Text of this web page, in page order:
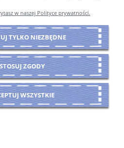
O NAS
WERSJĘ STRONY
Shoper Premium
w naszej Polityce prywatności.
TYLKO NIEZBĘDNE
ZGODY
WSZYSTKIE